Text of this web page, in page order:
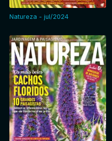
Natureza - jul/2024